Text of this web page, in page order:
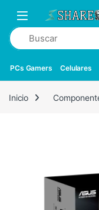
PCs Gamers Celulares
Inicio